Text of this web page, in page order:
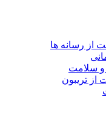
از رسانه ها
و سلامت
از تریبون